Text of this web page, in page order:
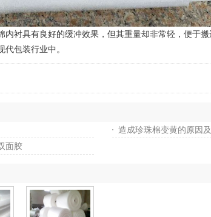
具有良好的缓冲效果，但其重量却非常轻，便于
包装行业中。
造成珍珠棉变黄的原因
面胶